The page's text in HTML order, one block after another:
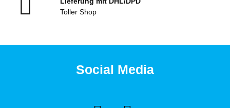
Toller Shop
Social Media